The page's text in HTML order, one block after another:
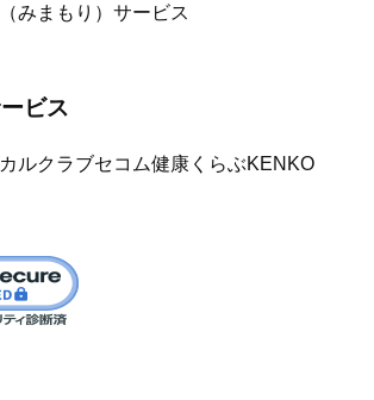
みまもり）サービス
ビス
ルクラブセコム健康くらぶKENKO